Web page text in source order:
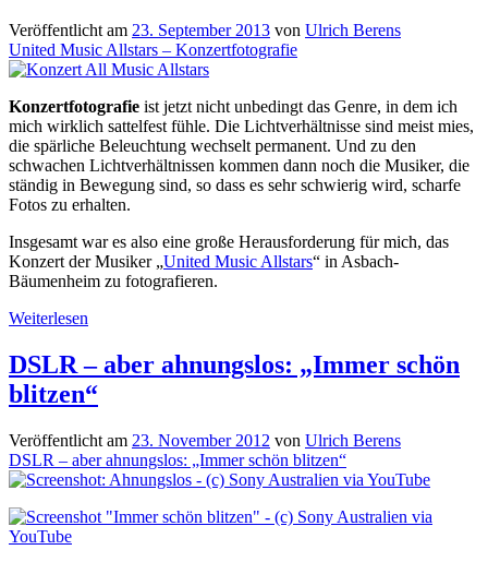
PEN
E-
PL7
unterwegs
Veröffentlicht am 23. September 2013 von Ulrich Berens
United Music Allstars – Konzertfotografie
Konzertfotografie ist jetzt nicht unbedingt das Genre, in dem ich
mich wirklich sattelfest fühle. Die Lichtverhältnisse sind meist mies,
die spärliche Beleuchtung wechselt permanent. Und zu den
schwachen Lichtverhältnissen kommen dann noch die Musiker, die
ständig in Bewegung sind, so dass es sehr schwierig wird, scharfe
Fotos zu erhalten.
Insgesamt war es also eine große Herausforderung für mich, das
Konzert der Musiker „United Music Allstars“ in Asbach-
Bäumenheim zu fotografieren.
Weiterlesen
Allstars
–
Konzertfotografie
DSLR – aber ahnungslos: „Immer schön
blitzen“
Veröffentlicht am 23. November 2012 von Ulrich Berens
DSLR – aber ahnungslos: „Immer schön blitzen“